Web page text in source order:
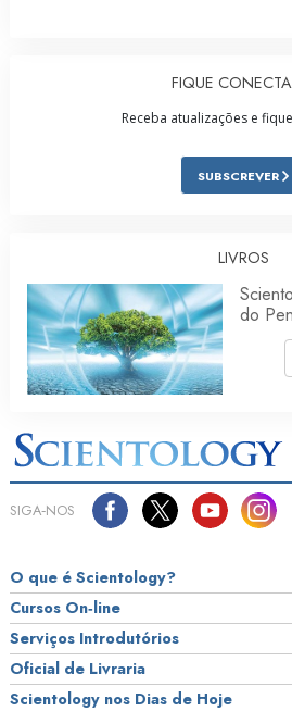
FIQUE
Receba atualizações e
SUBSCREVER
LIVROS
do
SIGA‑NOS
O que é Scientology?
Cursos On‑line
Serviços Introdutórios
Oficial de Livraria
Scientology nos Dias de Hoje